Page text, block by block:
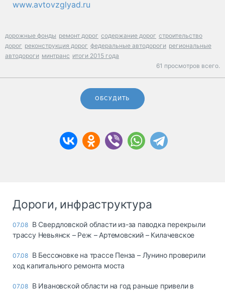
www.avtovzglyad.ru
дорожные фонды ремонт дорог содержание дорог строительство
дорог реконструкция дорог федеральные автодороги региональные
автодороги минтранс итоги 2015 года
61 просмотров всего.
ОБСУДИТЬ
Дороги, инфраструктура
07.08 В Свердловской области из-за паводка перекрыли
трассу Невьянск – Реж – Артемовский – Килачевское
07.08 В Бессоновке на трассе Пенза – Лунино проверили
ход капитального ремонта моста
07.08 В Ивановской области на год раньше привели в